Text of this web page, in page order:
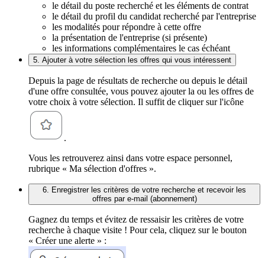
le détail du poste recherché et les éléments de contrat
le détail du profil du candidat recherché par l'entreprise
les modalités pour répondre à cette offre
la présentation de l'entreprise (si présente)
les informations complémentaires le cas échéant
5. Ajouter à votre sélection les offres qui vous intéressent
Depuis la page de résultats de recherche ou depuis le détail
d'une offre consultée, vous pouvez ajouter la ou les offres de
votre choix à votre sélection. Il suffit de cliquer sur l'icône
.
Vous les retrouverez ainsi dans votre espace personnel,
rubrique « Ma sélection d'offres ».
6. Enregistrer les critères de votre recherche et recevoir les
offres par e-mail (abonnement)
Gagnez du temps et évitez de ressaisir les critères de votre
recherche à chaque visite ! Pour cela, cliquez sur le bouton
« Créer une alerte » :